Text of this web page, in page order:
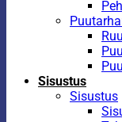
Sisustus
Sisustus